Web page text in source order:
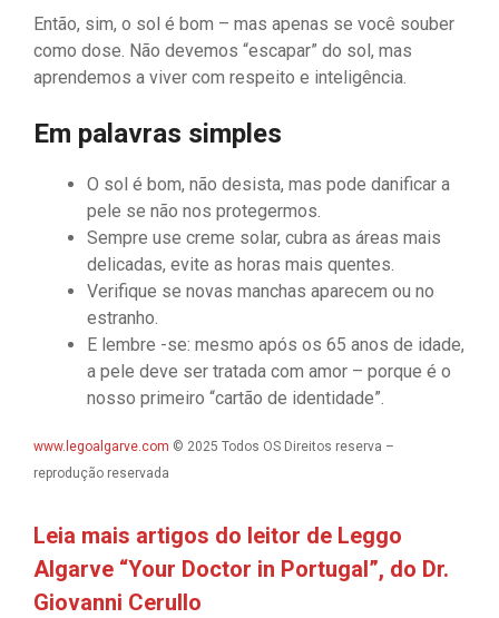
Então, sim, o sol é bom – mas apenas se você souber
como dose. Não devemos “escapar” do sol, mas
aprendemos a viver com respeito e inteligência.
Em palavras simples
O sol é bom, não desista, mas pode danificar a
pele se não nos protegermos.
Sempre use creme solar, cubra as áreas mais
delicadas, evite as horas mais quentes.
Verifique se novas manchas aparecem ou no
estranho.
E lembre -se: mesmo após os 65 anos de idade,
a pele deve ser tratada com amor – porque é o
nosso primeiro “cartão de identidade”.
www.legoalgarve.com © 2025 Todos OS Direitos reserva –
reprodução reservada
Leia mais artigos do leitor de Leggo
Algarve “Your Doctor in Portugal”, do Dr.
Giovanni Cerullo